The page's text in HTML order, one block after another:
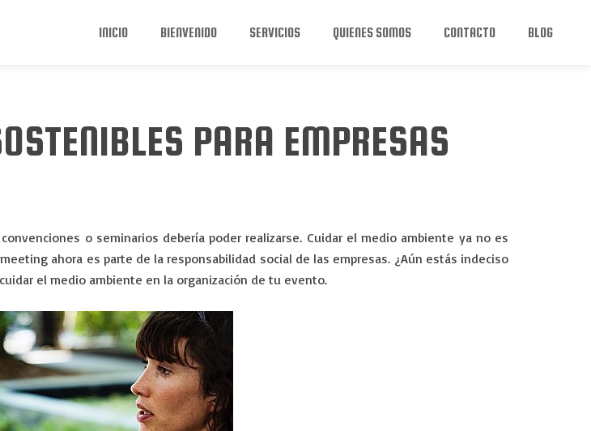
INICIO BIENVENIDO SERVICIOS QUIENES SOMOS CONTACTO BLOG
PARA EMPRESAS
o seminarios debería poder realizarse. Cuidar el medio ambiente ya no es
ahora es parte de la responsabilidad social de las empresas. ¿Aún estás indeciso
el medio ambiente en la organización de tu evento.